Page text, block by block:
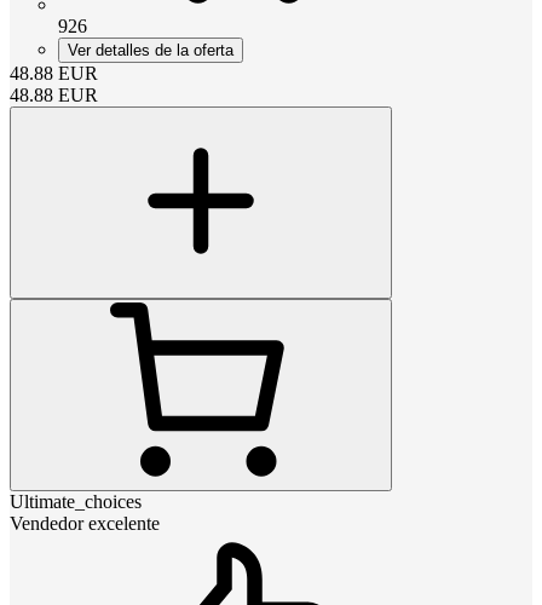
926
Ver detalles de la oferta
48.88 EUR
48.88 EUR
Ultimate_choices
Vendedor excelente